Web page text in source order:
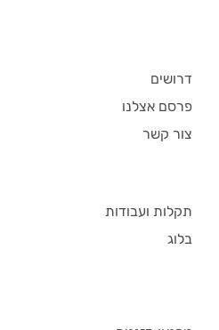
דרושים
פרסם אצלנו
צור קשר
תקלות ועבודות
בלוג